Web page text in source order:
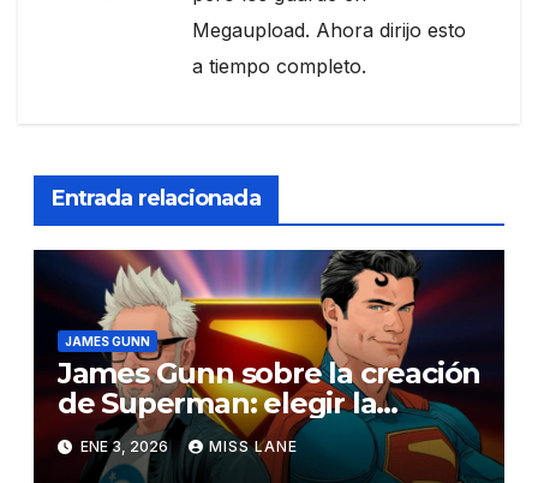
Megaupload. Ahora dirijo esto
a tiempo completo.
Entrada relacionada
JAMES GUNN
James Gunn sobre la creación
de Superman: elegir la
bondad por encima de la
determinación
ENE 3, 2026 MISS LANE